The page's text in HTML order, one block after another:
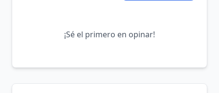
¡Sé el primero en opinar!